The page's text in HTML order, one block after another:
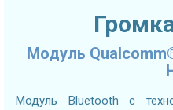
Модуль
Модуль Bluetooth с